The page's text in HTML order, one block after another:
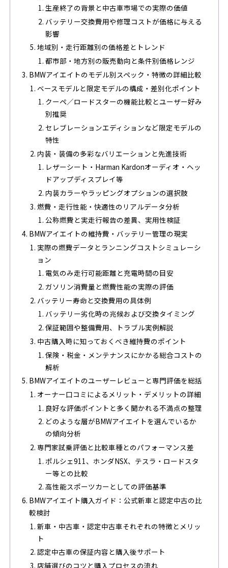
生産終了の背景と中古車市場での実際の価値
バッテリー交換費用や修理コストが価格に与える
影響
地域別・走行距離別の価格差とトレンド
都市部・地方別の販売動向と条件別価格レンジ
BMWアイエイトのモデル別スペック・特徴の詳細比較
ベースモデルと限定モデルの構成・差別化ポイント
クーペ／ロードスターの機能比較とユーザー好み
別推奨
セレブレーションエディションなど限定モデルの
特性
内装・装備の多彩なバリエーションと先進技術
レザーシート・Harman Kardonオーディオ・ヘッ
ドアップディスプレイ等
内装カラーやラッピングオプションの選択肢
燃費・走行性能・快適性のリアルデータ分析
公称燃費と実走行報告の差異、実用性検証
BMWアイエイトの維持費・バッテリー管理の現実
実際の燃費データとランニングコストシミュレーシ
ョン
電気のみ走行可能距離と充電時間の目安
ガソリン消費量と燃費性能の実際の評価
バッテリー寿命と交換費用の具体例
バッテリー劣化時の兆候および交換タイミング
保証範囲や整備費用、トラブル実例解説
中古購入時に知っておくべき維持費のポイント
保険・税金・メンテナンスにかかる総合コストの
解析
BMWアイエイトのユーザーレビューと専門評価を総括
オーナー口コミによるメリット・デメリットの詳細
良好な評価ポイントと多く聞かれる不満点の整理
どのような層がBMWアイエイトを選んでいるか
の傾向分析
専門家試乗評価と比較車種とのパフォーマンス差
ポルシェ911、ホンダNSX、テスラ・ロードスタ
ー等との比較
高性能スポーツカーとしての評価基準
BMWアイエイト購入ガイド：公式新車と認定中古の比
較検討
新車・中古車・認定中古車それぞれの特徴とメリッ
ト
認定中古車の保証内容と購入後サポート
店舗選びのコツと購入プロセスの流れ